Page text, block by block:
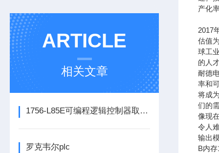
ARTICLE
相关文章
1756-L85E可编程逻辑控制器取代了传统的继电器控制系统
罗克韦尔plc
产化
2017
估值
球工
的人
耐德
率和
将成
们的
像现
令人
输出
B内